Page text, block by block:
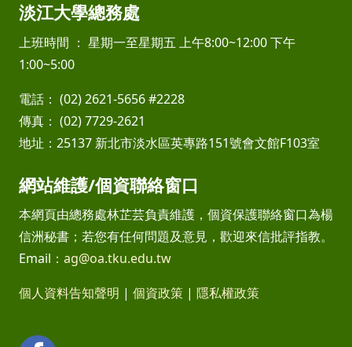
淡江大學總務處
上班時間 ： 星期一至星期五 上午8:00~12:00 下午
1:00~5:00
電話： (02) 2621-5656 #2228
傳真： (02) 7729-2621
地址：25137 新北市淡水區英專路151號會文館F103室
網站維護/個資聯絡窗口
本網頁由總務處林芷芸負責維護，個資保護聯絡窗口為楊
信洲秘書；若您有任何問題及意見，歡迎來信批評指教。
Email： ag@oa.tku.edu.tw
個人資料告知聲明 | 個資政策 | 隱私權政策